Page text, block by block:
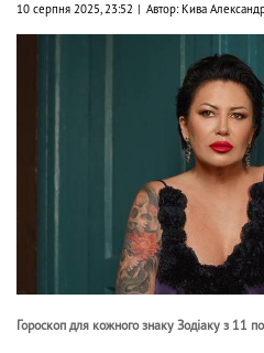
10 серпня 2025, 23:52 Автор: Кива
Гороскоп для кожного знаку Зодіаку з 11